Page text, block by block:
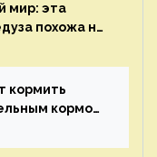
мир: эта
похожа на
кормить
кормом